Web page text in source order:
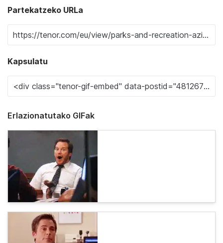
Partekatzeko URLa
Kapsulatu
Erlazionatutako GIFak